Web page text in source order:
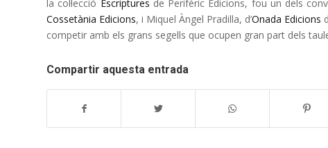
la col·lecció Escriptures de Perifèric Edicions, fou un dels
Cossetània Edicions, i Miquel Àngel Pradilla, d’Onada Edicions
competir amb els grans segells que ocupen gran part dels
Compartir aquesta entrada